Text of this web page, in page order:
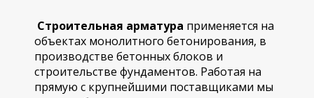
Строительная арматура применяется на
объектах монолитного бетонирования, в
производстве бетонных блоков и
строительстве фундаментов. Работая на
прямую с крупнейшими поставщиками мы